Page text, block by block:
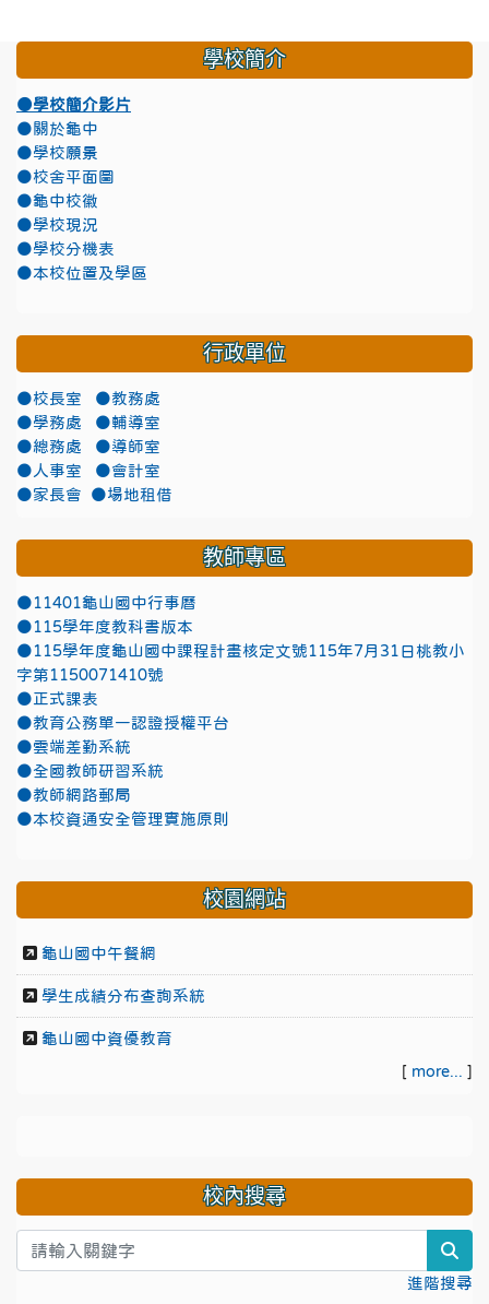
學校簡介
●學校簡介影片
●關於龜中
●學校願景
●校舍平面圖
●龜中校徽
●學校現況
●學校分機表
●本校位置及學區
行政單位
●校長室
●教務處
●學務處
●輔導室
●總務處
●導師室
●人事室
●會計室
●家長會
●場地租借
教師專區
●11401龜山國中行事曆
●115學年度教科書版本
●115學年度龜山國中課程計畫核定文號115年7月31日桃教小
字第1150071410號
●正式課表
●教育公務單一認證授權平台
●雲端差勤系統
●全國教師研習系統
●教師網路郵局
●本校資通安全管理實施原則
校園網站
龜山國中午餐網
學生成績分布查詢系統
龜山國中資優教育
[ more... ]
校內搜尋
進階搜尋